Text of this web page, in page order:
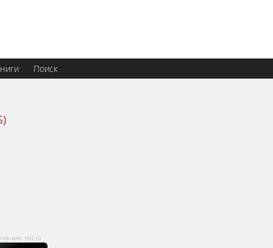
Поиск
mil.ru